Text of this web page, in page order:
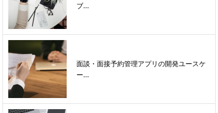
ブ...
面談・面接予約管理アプリの開発ユースケ
ー...